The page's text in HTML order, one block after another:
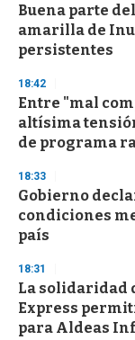
Buena parte
amarilla de
persistentes
18:42
Entre "mal
altísima
de programa
18:33
Gobierno
condiciones
país
18:31
La solidaridad
Express
para Aldeas